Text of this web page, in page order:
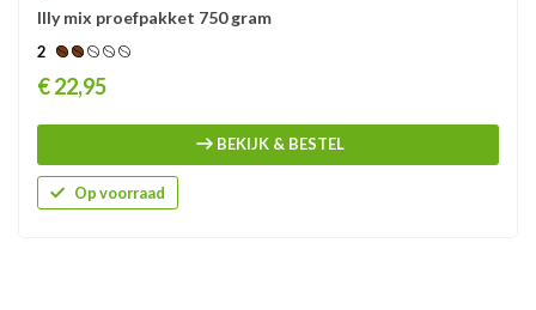
Illy mix proefpakket 750 gram
2
Prijs
€ 22,95
BEKIJK & BESTEL
Op voorraad